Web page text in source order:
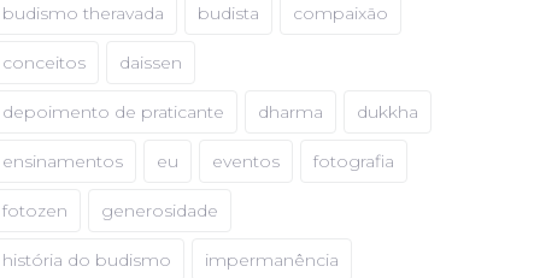
budismo theravada budista compaixão
conceitos daissen
depoimento de praticante dharma dukkha
ensinamentos eu eventos fotografia
fotozen generosidade
história do budismo impermanência